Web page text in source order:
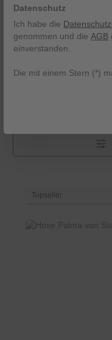
Quehenberger in
exklusive Modelle in
Österreich und
Spezialist für
Beratung vor Ort und
Datenschutz
Ich habe die
genommen und dieAGB
einverstanden.
Die mit einem Stern (*)